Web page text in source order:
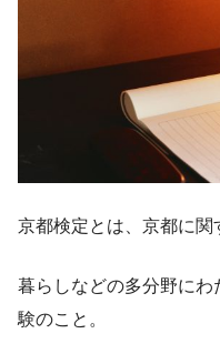
京都検定とは、京都に関
暮らしなどの多分野に
験のこと。